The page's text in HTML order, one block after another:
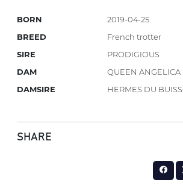
BORN
2019-04-25
BREED
French trotter
SIRE
PRODIGIOUS
DAM
QUEEN ANGELICA
DAMSIRE
HERMES DU
SHARE